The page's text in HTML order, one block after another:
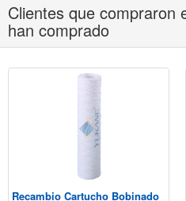
Clientes que compraron
han comprado
Recambio Cartucho Bobinado